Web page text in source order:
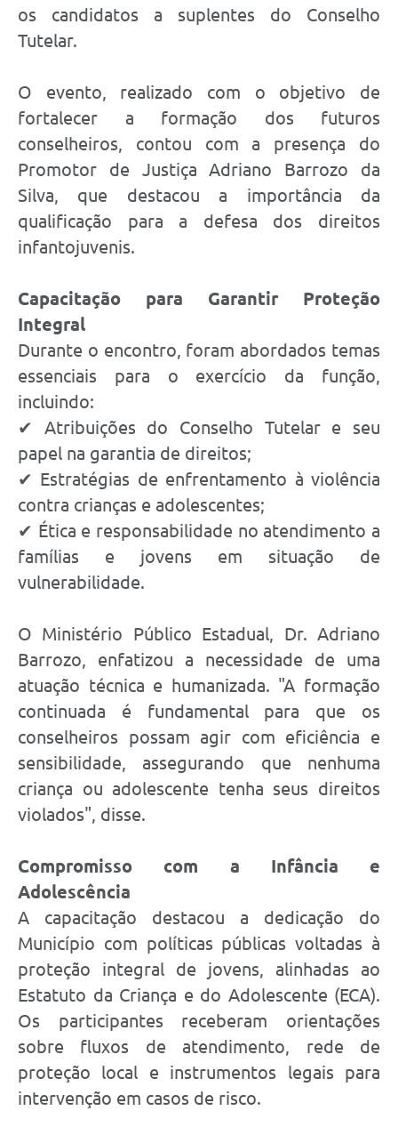
os candidatos a suplentes do Conselho
Tutelar.
O evento, realizado com o objetivo de
fortalecer a formação dos futuros
conselheiros, contou com a presença do
Promotor de Justiça Adriano Barrozo da
Silva, que destacou a importância da
qualificação para a defesa dos direitos
infantojuvenis.
Capacitação para Garantir Proteção
Integral
Durante o encontro, foram abordados temas
essenciais para o exercício da função,
incluindo:
✔ Atribuições do Conselho Tutelar e seu
papel na garantia de direitos;
✔ Estratégias de enfrentamento à violência
contra crianças e adolescentes;
✔ Ética e responsabilidade no atendimento a
famílias e jovens em situação de
vulnerabilidade.
O Ministério Público Estadual, Dr. Adriano
Barrozo, enfatizou a necessidade de uma
atuação técnica e humanizada. "A formação
continuada é fundamental para que os
conselheiros possam agir com eficiência e
sensibilidade, assegurando que nenhuma
criança ou adolescente tenha seus direitos
violados", disse.
Compromisso com a Infância e
Adolescência
A capacitação destacou a dedicação do
Município com políticas públicas voltadas à
proteção integral de jovens, alinhadas ao
Estatuto da Criança e do Adolescente (ECA).
Os participantes receberam orientações
sobre fluxos de atendimento, rede de
proteção local e instrumentos legais para
intervenção em casos de risco.